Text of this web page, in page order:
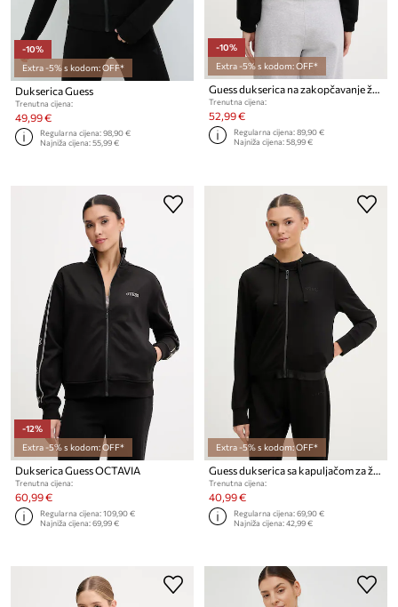
-10%
Extra -5% s kodom: OFF*
Dukserica Guess
Trenutna cijena:
49,99 €
Regularna cijena:98,90 €
Najniža cijena:55,99 €
-10%
Extra -5% s kodom: OFF*
Guess dukserica na zakopčavanje ženska SILVY
Trenutna cijena:
52,99 €
Regularna cijena:89,90 €
Najniža cijena:58,99 €
-12%
Extra -5% s kodom: OFF*
Dukserica Guess OCTAVIA
Trenutna cijena:
60,99 €
Regularna cijena:109,90 €
Najniža cijena:69,99 €
Extra -5% s kodom: OFF*
Guess dukserica sa kapuljačom za žene JUNIE
Trenutna cijena:
40,99 €
Regularna cijena:69,90 €
Najniža cijena:42,99 €